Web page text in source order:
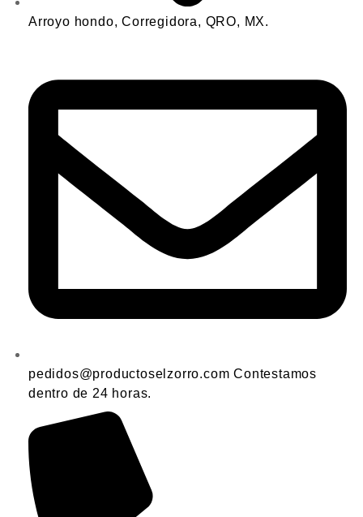
Arroyo hondo, Corregidora, QRO, MX.
pedidos@productoselzorro.com Contestamos
dentro de 24 horas.